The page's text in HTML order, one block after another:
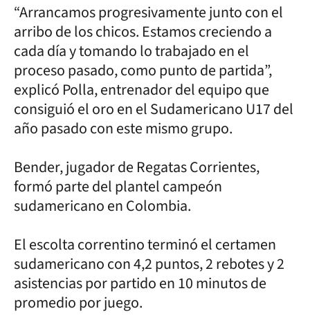
“Arrancamos progresivamente junto con el
arribo de los chicos. Estamos creciendo a
cada día y tomando lo trabajado en el
proceso pasado, como punto de partida”,
explicó Polla, entrenador del equipo que
consiguió el oro en el Sudamericano U17 del
año pasado con este mismo grupo.
Bender, jugador de Regatas Corrientes,
formó parte del plantel campeón
sudamericano en Colombia.
El escolta correntino terminó el certamen
sudamericano con 4,2 puntos, 2 rebotes y 2
asistencias por partido en 10 minutos de
promedio por juego.